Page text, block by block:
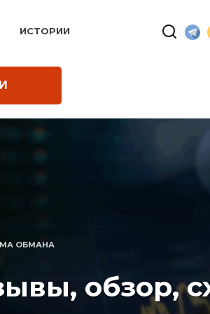
ИСТОРИИ
ОБМАНА
обзор,